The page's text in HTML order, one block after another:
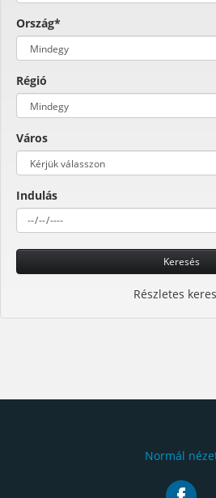
Ország*
Régió
Város
Indulás
Keresés
Részletes
Normál